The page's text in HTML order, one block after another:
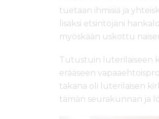
tuetaan ihmisiä ja
lisäksi etsintöjäni
myöskään uskottu
Tutustuin luterilaiseen
erääseen
takana oli luterilaisen
tämän seurakunnan ja